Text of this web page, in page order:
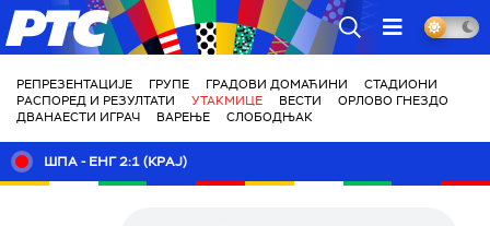
РТС
РЕПРЕЗЕНТАЦИЈЕ ГРУПЕ ГРАДОВИ ДОМАЋИНИ
СТАДИОНИ
РАСПОРЕД И РЕЗУЛТАТИ
УТАКМИЦЕ ВЕСТИ
ОРЛОВО ГНЕЗДО
ДВАНАЕСТИ ИГРАЧ
ВАРЕЊЕ СЛОБОДЊАК
ШПА - ЕНГ 2:1 (КРАЈ)